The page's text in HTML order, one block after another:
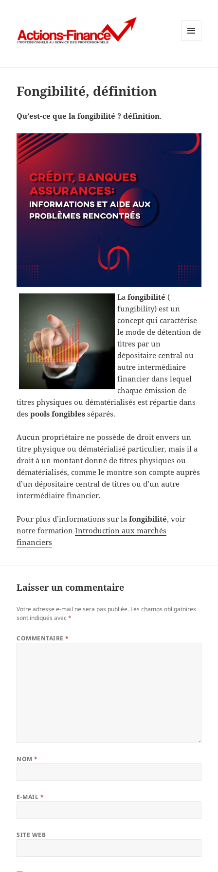
Fongibilité, définition
Qu’est-ce que la fongibilité ? définition.
Lafongibilité (
fungibility) est un
concept qui caractérise
le mode de détention de
titres par un
dépositaire central ou
autre intermédiaire
financier dans lequel
chaque émission de
titres physiques ou dématérialisés est répartie dans
despools fongibles séparés.
Aucun propriétaire ne possède de droit envers un
titre physique ou dématérialisé particulier, mais il a
droit à un montant donné de titres physiques ou
dématérialisés, comme le montre son compte auprès
d’un dépositaire central de titres ou d’un autre
intermédiaire financier.
Pour plus d’informations sur lafongibilité, voir
notre formationIntroduction aux marchés
financiers
Laisser un commentaire
Votre adresse e-mail ne sera pas publiée. Les champs obligatoires
sont indiqués avec*
COMMENTAIRE*
NOM*
E-MAIL *
SITE WEB